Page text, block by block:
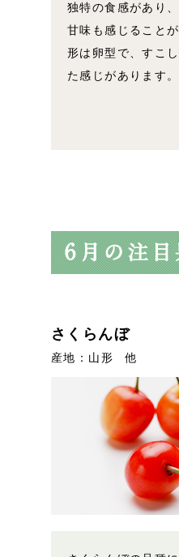
独特の食感があり
甘味も感じること
形は卵型で、すこ
た感じがあります。
さくらんぼ
産地：山形 他